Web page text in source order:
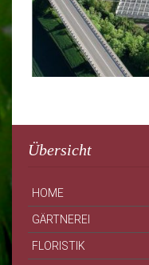
Übersicht
HOME
GÄRTNEREI
FLORISTIK